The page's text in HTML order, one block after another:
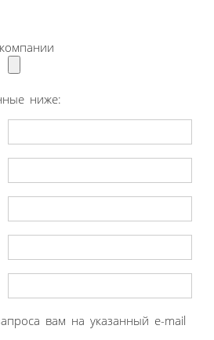
ниже:
вам на указанный e-mail